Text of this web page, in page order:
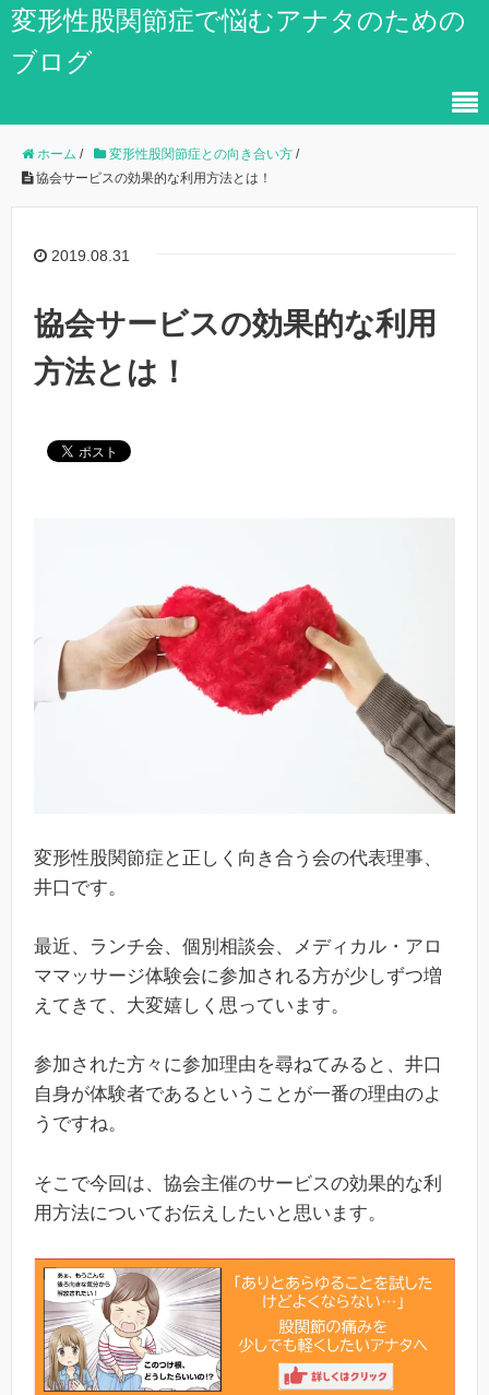
変形性股関節症で悩むアナタのための
ブログ
ホーム / 変形性股関節症との向き合い方 /
協会サービスの効果的な利用方法とは！
2019.08.31
協会サービスの効果的な利用
方法とは！
変形性股関節症と正しく向き合う会の代表理事、
井口です。
最近、ランチ会、個別相談会、メディカル・アロ
ママッサージ体験会に参加される方が少しずつ増
えてきて、大変嬉しく思っています。
参加された方々に参加理由を尋ねてみると、井口
自身が体験者であるということが一番の理由のよ
うですね。
そこで今回は、協会主催のサービスの効果的な利
用方法についてお伝えしたいと思います。